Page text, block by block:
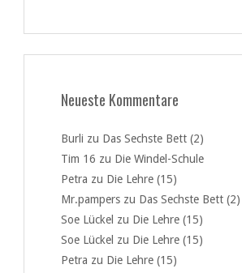
Neueste Kommentare
Burli zu Das Sechste Bett (2)
Tim 16 zu Die Windel-Schule
Petra zu Die Lehre (15)
Mr.pampers zu Das Sechste Bett (2)
Soe Lückel zu Die Lehre (15)
Soe Lückel zu Die Lehre (15)
Petra zu Die Lehre (15)